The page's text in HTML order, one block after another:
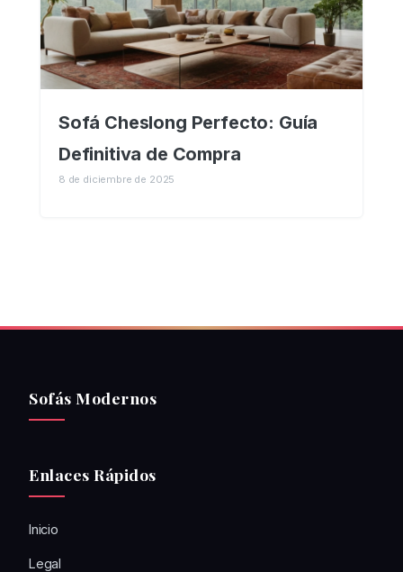
Sofá Cheslong Perfecto: Guía
Definitiva de Compra
8 de diciembre de 2025
Sofás Modernos
Enlaces Rápidos
Inicio
Legal